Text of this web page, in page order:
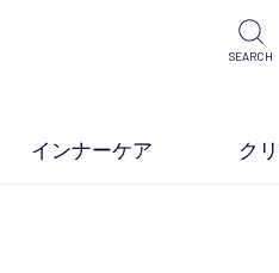
インナーケア ク
SEARCH